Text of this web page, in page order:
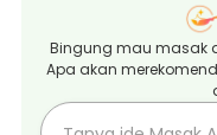
Bingung mau masak
Apa akan